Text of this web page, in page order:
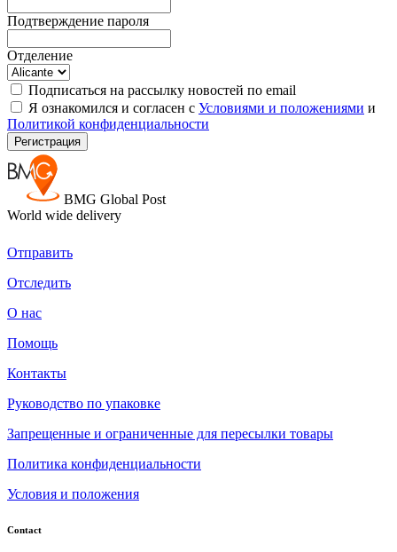
Подтверждение пароля
Отделение
Подписаться на рассылку новостей по email
Я ознакомился и согласен с Условиями и положениями и
Политикой конфиденциальности
Регистрация
BMG Global Post
World wide delivery
Отправить
Отследить
О нас
Помощь
Контакты
Руководство по упаковке
Запрещенные и ограниченные для пересылки товары
Политика конфиденциальности
Условия и положения
Contact